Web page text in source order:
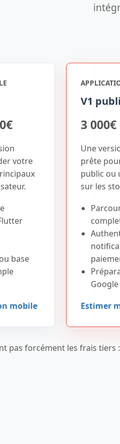
votre
base
mobile
V1
3 000€
Une
prête
public ou
sur les
Google
Estimer
pas forcément les frais